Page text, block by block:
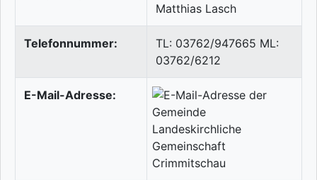
Matthias Lasch
Telefonnummer:
TL: 03762/947665 ML:
03762/6212
E-Mail-Adresse: